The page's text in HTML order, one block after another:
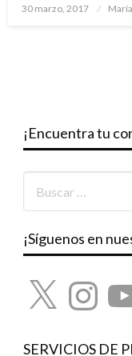
Publicado
30 marzo, 2017
¡Encuentra tu
¡Síguenos en
X Instagram
SERVICIOS DE